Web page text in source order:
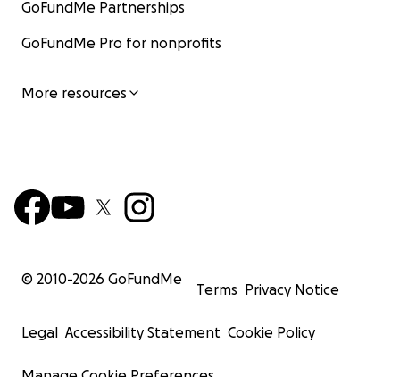
GoFundMe Partnerships
GoFundMe Pro for nonprofits
More resources
© 2010-2026 GoFundMe
Terms Privacy Notice
Legal Accessibility Statement Cookie Policy